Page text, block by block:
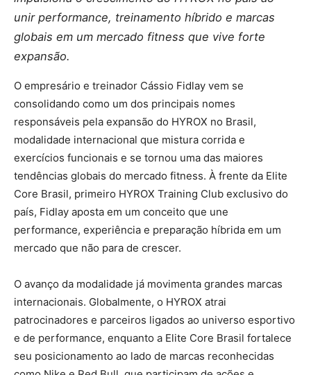
unir performance, treinamento híbrido e marcas
globais em um mercado fitness que vive forte
expansão.
O empresário e treinador Cássio Fidlay vem se
consolidando como um dos principais nomes
responsáveis pela expansão do HYROX no Brasil,
modalidade internacional que mistura corrida e
exercícios funcionais e se tornou uma das maiores
tendências globais do mercado fitness. À frente da Elite
Core Brasil, primeiro HYROX Training Club exclusivo do
país, Fidlay aposta em um conceito que une
performance, experiência e preparação híbrida em um
mercado que não para de crescer.
O avanço da modalidade já movimenta grandes marcas
internacionais. Globalmente, o HYROX atrai
patrocinadores e parceiros ligados ao universo esportivo
e de performance, enquanto a Elite Core Brasil fortalece
seu posicionamento ao lado de marcas reconhecidas